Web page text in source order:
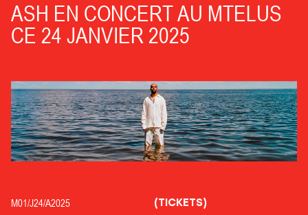
ASH EN CONCERT AU MTELUS
CE 24 JANVIER 2025
M01/J24/A2025 (TICKETS)